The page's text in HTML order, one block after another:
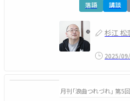
落語 講談
杉江 松
2025/
月刊「浪曲つれづれ」 第5回